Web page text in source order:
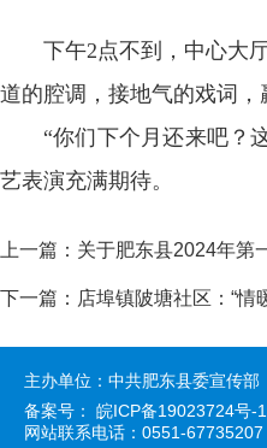
下午2点不到，中心大
道的腔调，接地气的戏词，
“你们下个月还来吧？
艺表演充满期待。
上一篇： 关于肥东县2024年第
下一篇： 店埠镇陂塘社区：“情
主办单位：中共肥东县委宣传
备案号： 皖ICP备19023724号-1
网站联系电话：0551-67735207